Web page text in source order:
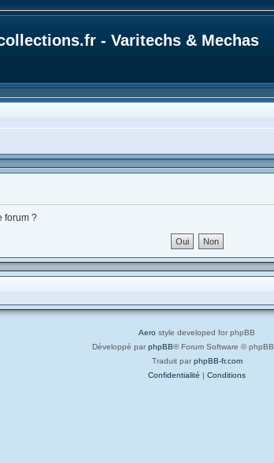
- Varitechs & Mechas
forum ?
Aero style developed for phpBB
Développé par phpBB® Forum Software ©
Traduit par phpBB-fr.com
Confidentialité | Conditions